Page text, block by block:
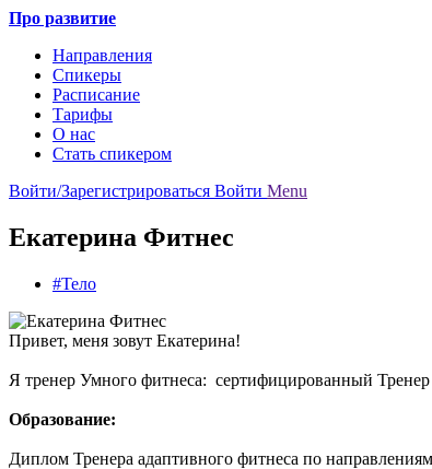
Про развитие
Направления
Спикеры
Расписание
Тарифы
О нас
Стать спикером
Войти/Зарегистрироваться Войти Menu
Екатерина Фитнес
#Тело
Привет, меня зовут Екатерина!
Я тренер Умного фитнеса: сертифицированный
Образование:
Диплом Тренера адаптивного фитнеса по